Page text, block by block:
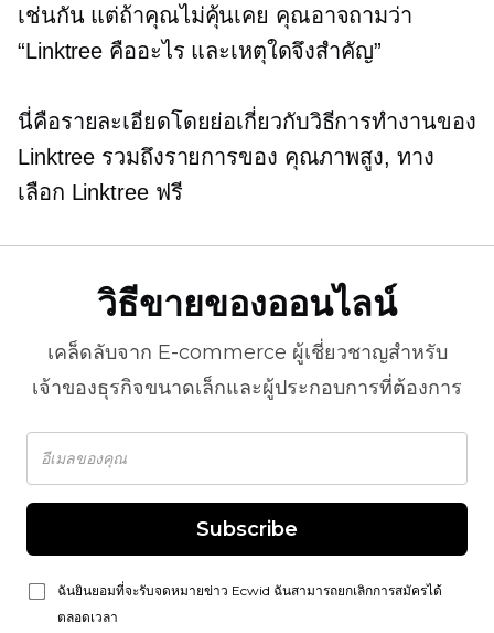
เช่นกัน แต่ถ้าคุณไม่คุ้นเคย คุณอาจถามว่า
“Linktree คืออะไร และเหตุใดจึงสำคัญ”
นี่คือรายละเอียดโดยย่อเกี่ยวกับวิธีการทำงานของ
Linktree รวมถึงรายการของ คุณภาพสูง, ทาง
เลือก Linktree ฟรี
วิธีขายของออนไลน์
เคล็ดลับจาก E-commerce ผู้เชี่ยวชาญสำหรับ
เจ้าของธุรกิจขนาดเล็กและผู้ประกอบการที่ต้องการ
Subscribe
ฉันยินยอมที่จะรับจดหมายข่าว Ecwid ฉันสามารถยกเลิกการสมัครได้
ตลอดเวลา